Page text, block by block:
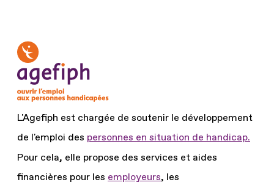
L'Agefiph est chargée de soutenir le développement
de l'emploi des personnes en situation de handicap.
Pour cela, elle propose des services et aides
financières pour les employeurs, les